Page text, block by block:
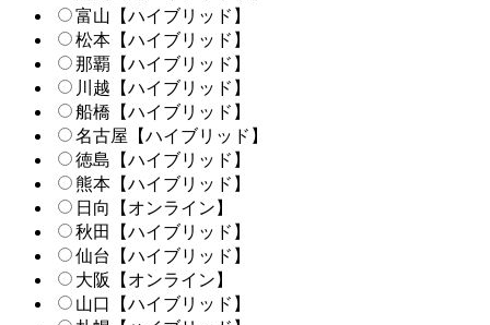
富山【ハイブリッド】
松本【ハイブリッド】
那覇【ハイブリッド】
川越【ハイブリッド】
船橋【ハイブリッド】
名古屋【ハイブリッド】
徳島【ハイブリッド】
熊本【ハイブリッド】
日向【オンライン】
秋田【ハイブリッド】
仙台【ハイブリッド】
大阪【オンライン】
山口【ハイブリッド】